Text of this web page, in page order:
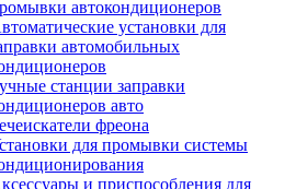
автокондиционеров
установки для
автомобильных
станции заправки
авто
фреона
для промывки системы
и приспособления для